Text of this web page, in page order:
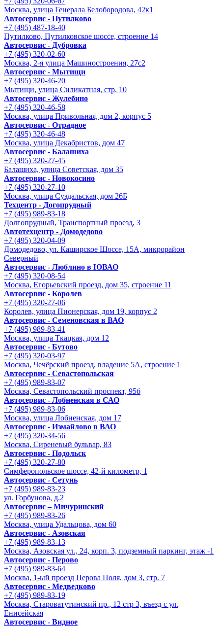
Москва, улица Генерала Белобородова, 42к1
Автосервис - Путилково
+7 (495) 487-18-40
Путилково, Путилковское шоссе, строение 14
Автосервис - Дубровка
+7 (495) 320-02-60
Москва, 2-я улица Машиностроения, 27с2
Автосервис - Мытищи
+7 (495) 320-46-20
Мытищи, улица Силикатная, стр. 10
Автосервис - Жулебино
+7 (495) 320-46-58
Москва, улица Привольная, дом 2, корпус 5
Автосервис - Отрадное
+7 (495) 320-46-48
Москва, улица Декабристов, дом 47
Автосервис - Балашиха
+7 (495) 320-27-45
Балашиха, улица Советская, дом 35
Автосервис - Новокосино
+7 (495) 320-27-10
Москва, улица Суздальская, дом 26Б
Техцентр - Догопрудный
+7 (495) 989-83-18
Долгопрудный, Транспортный проезд, 3
Автотехцентр - Домодедово
+7 (495) 320-04-09
Домодедово, ул. Каширское Шоссе, 15А, микрорайон
Северный
Автосервис - Люблино в ЮВАО
+7 (495) 320-08-54
Москва, Егорьевский проезд, дом 35, строение 11
Автосервис - Королев
+7 (495) 320-27-06
Королев, улица Пионерская, дом 19, корпус 2
Автосервис - Семеновская в ВАО
+7 (495) 989-83-41
Москва, улица Ткацкая, дом 12
Автосервис - Бутово
+7 (495) 320-03-97
Москва, Чечёрский проезд, владение 5А, строение 1
Автосервис - Cевастопольская
+7 (495) 989-83-07
Москва, Севастопольский проспект, 95б
Автосервис - Лобненская в САО
+7 (495) 989-83-06
Москва, улица Лобненская, дом 17
Автосервис - Измайлово в ВАО
+7 (495) 320-34-56
Москва, Сиреневый бульвар, 83
Автосервис - Подольск
+7 (495) 320-27-80
Симферопольское шоссе, 42-й километр, 1
Автосервис - Сетунь
+7 (495) 989-83-23
ул. Горбунова, д.2
Автосервис – Мичуринский
+7 (495) 989-83-26
Москва, улица Удальцова, дом 60
Автосервис - Азовская
+7 (495) 989-83-13
Москва, Азовская ул., 24, корп. 3, подземный паркинг, этаж -1
Автосервис - Перово
+7 (495) 989-83-64
Москва, 1-ый проезд Перова Поля, дом 3, стр. 7
Автосервис - Медведково
+7 (495) 989-83-19
Москва, Староватутинский пр., 12 стр 3, въезд с ул.
Енисейская
Автосервис - Видное